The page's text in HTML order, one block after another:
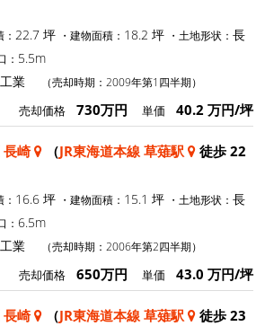
22.7 坪 ・建物面積： 18.2 坪 ・土地形状： 長
： 5.5m
業 （売却時期：2009年第1四半期）
売却価格 730万円 単価 40.2 万円/坪
長崎 （JR東海道本線 草薙駅
徒歩 22
16.6 坪 ・建物面積： 15.1 坪 ・土地形状： 長
： 6.5m
業 （売却時期：2006年第2四半期）
売却価格 650万円 単価 43.0 万円/坪
長崎 （JR東海道本線 草薙駅
徒歩 23